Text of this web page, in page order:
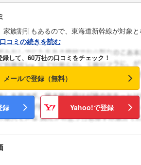
族割引もあるので、東海道新幹線が対象
コミの続きを読む
録して、60万社の口コミをチェック！
メールで登録（無料）
録 Yahoo!で登録